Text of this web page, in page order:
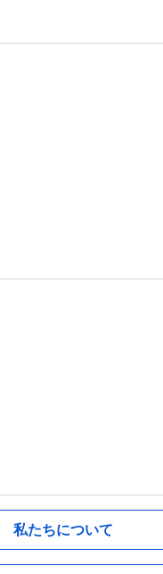
私たちについて